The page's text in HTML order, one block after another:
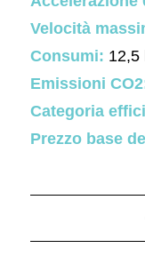
Velocità
Consumi: 12,5
Emissioni
Categoria
Prezzo base